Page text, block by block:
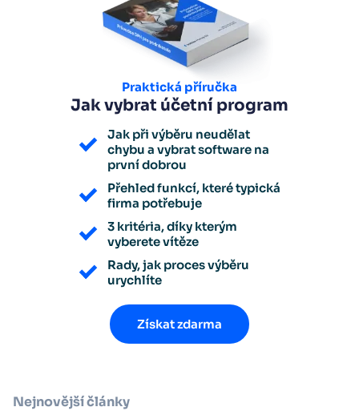
Praktická příručka
Jak vybrat účetní program
Jak při výběru neudělat
chybu a vybrat software na
první dobrou
Přehled funkcí, které typická
firma potřebuje
3 kritéria, díky kterým
vyberete vítěze
Rady, jak proces výběru
urychlíte
Získat zdarma
Nejnovější články